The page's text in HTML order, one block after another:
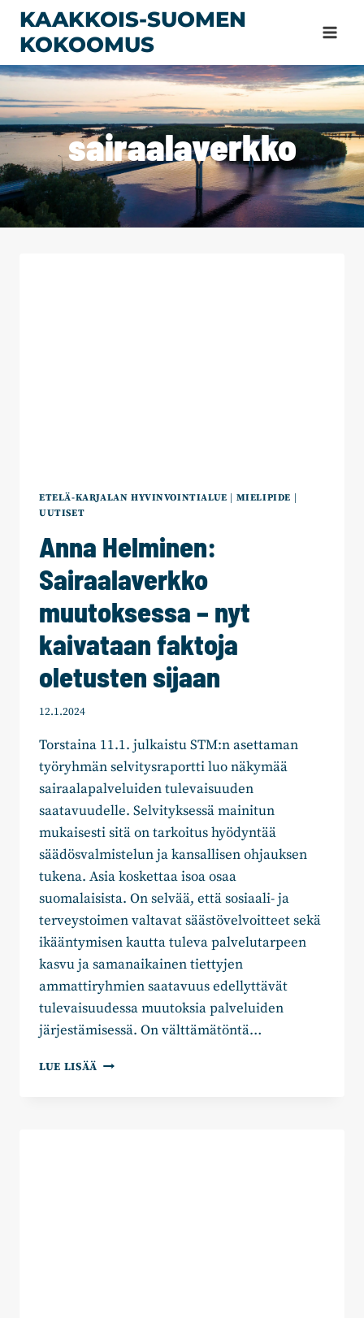
Siirry
sisältöön
KAAKKOIS-SUOMEN
KOKOOMUS
sairaalaverkko
ETELÄ-KARJALAN HYVINVOINTIALUE | MIELIPIDE |
UUTISET
Anna Helminen:
Sairaalaverkko
muutoksessa – nyt
kaivataan faktoja
oletusten sijaan
12.1.2024
Torstaina 11.1. julkaistu STM:n asettaman
työryhmän selvitysraportti luo näkymää
sairaalapalveluiden tulevaisuuden
saatavuudelle. Selvityksessä mainitun
mukaisesti sitä on tarkoitus hyödyntää
säädösvalmistelun ja kansallisen ohjauksen
tukena. Asia koskettaa isoa osaa
suomalaisista. On selvää, että sosiaali- ja
terveystoimen valtavat säästövelvoitteet sekä
ikääntymisen kautta tuleva palvelutarpeen
kasvu ja samanaikainen tiettyjen
ammattiryhmien saatavuus edellyttävät
tulevaisuudessa muutoksia palveluiden
järjestämisessä. On välttämätöntä…
LUE LISÄÄ ANNA